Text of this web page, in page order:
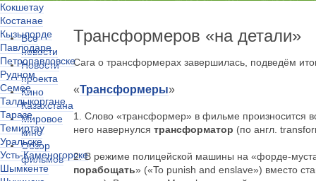
Кокшетау
Костанае
Кызылорде
Павлодаре
Петропавловске
Рудном
Семее
Талдыкоргане
Таразе
Темиртау
Уральске
Усть-Каменогорске
Шымкенте
Все
новости
Новости
проекта
Кино
Казахстана
Мировое
кино
Обзор
фильмов
Трансформеров «на детали»
Сага о трансформерах завершилась, подведём
«Трансформеры»
1. Слово «трансформер» в фильме произносится
него навернулся трансформатор (по англ.
2. В режиме полицейской машины на «форде-
порабощать» («To punish and enslave») вместо